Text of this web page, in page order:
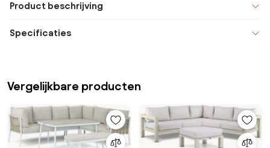
Product beschrijving
Specificaties
Vergelijkbare producten